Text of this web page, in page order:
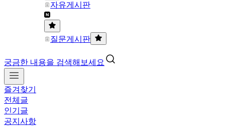
자유게시판
질문게시판
궁금한 내용을 검색해보세요
즐겨찾기
전체글
인기글
공지사항